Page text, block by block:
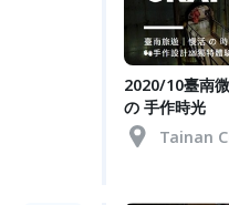
2020/10臺南
の 手作時光
Tainan